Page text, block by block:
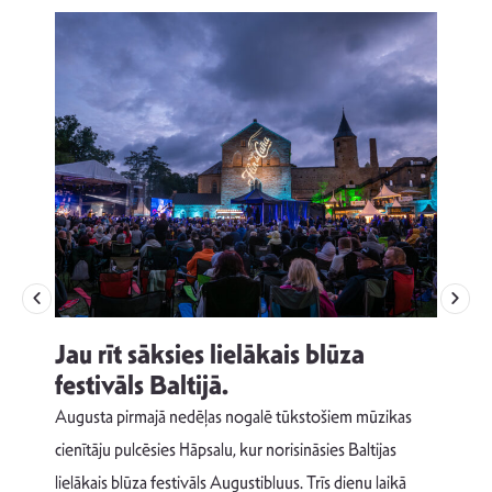
Jau rīt sāksies lielākais blūza
festivāls Baltijā.
Augusta pirmajā nedēļas nogalē tūkstošiem mūzikas
cienītāju pulcēsies Hāpsalu, kur norisināsies Baltijas
lielākais blūza festivāls Augustibluus. Trīs dienu laikā